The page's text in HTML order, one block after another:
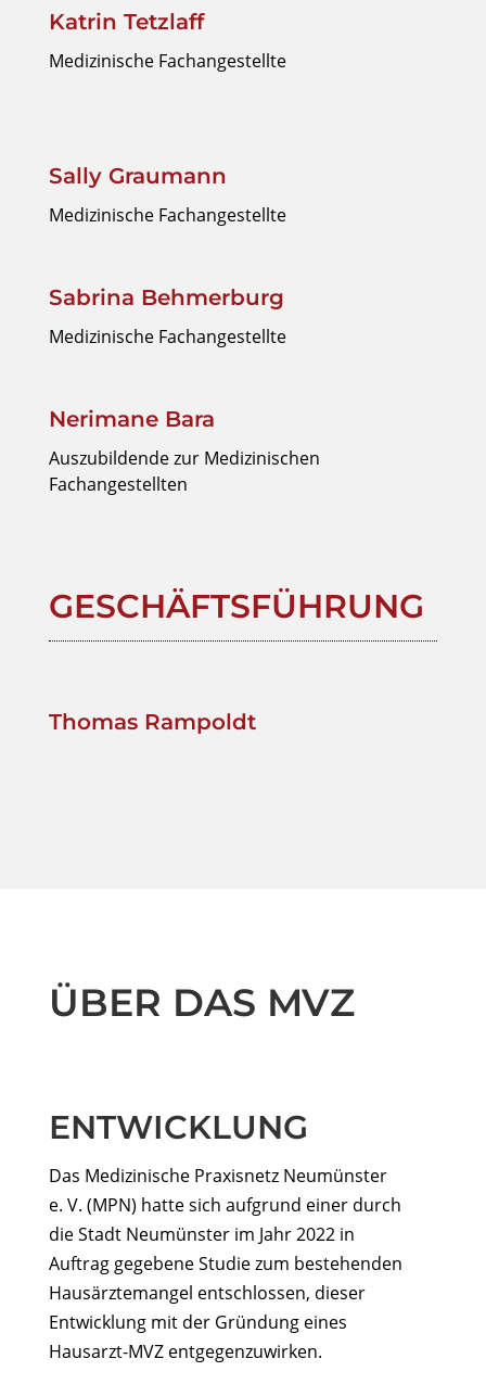
Katrin Tetzlaff
Medizinische Fachangestellte
Sally Graumann
Medizinische Fachangestellte
Sabrina Behmerburg
Medizinische Fachangestellte
Nerimane Bara
Auszubildende zur Medizinischen
Fachangestellten
GESCHÄFTSFÜHRUNG
Thomas Rampoldt
ÜBER DAS MVZ
ENTWICKLUNG
Das Medizinische Praxisnetz Neumünster
e. V. (MPN) hatte sich aufgrund einer durch
die Stadt Neumünster im Jahr 2022 in
Auftrag gegebene Studie zum bestehenden
Hausärztemangel entschlossen, dieser
Entwicklung mit der Gründung eines
Hausarzt-MVZ entgegenzuwirken.